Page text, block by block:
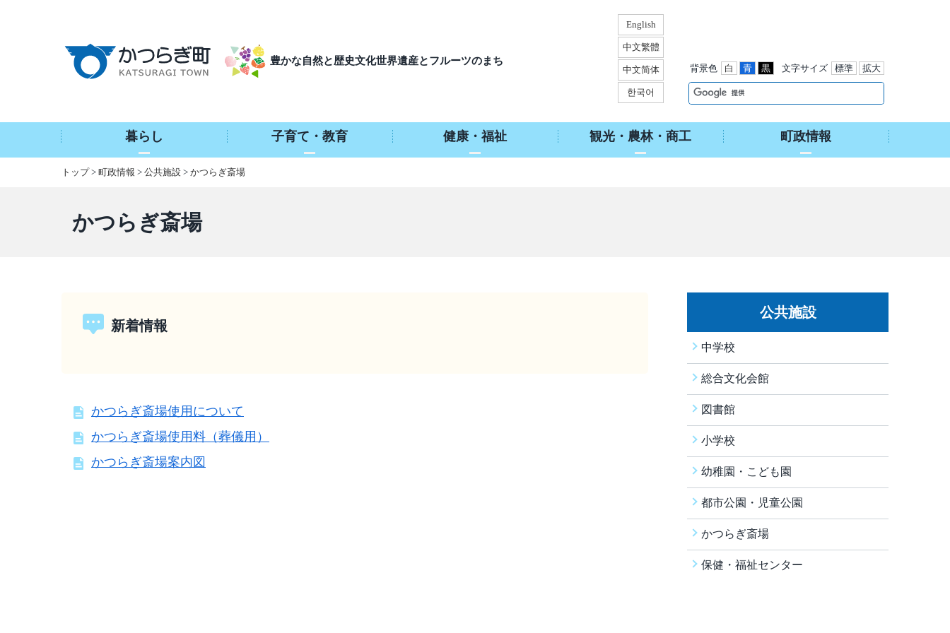
豊かな自然と歴史文化世界遺産とフルーツのまち
English
中文繁體
中文简体
한국어
背景色 白 青 黒 文字サイズ 標準 拡大
暮らし 子育て・教育 健康・福祉 観光・農林・商工 町政情報
トップ> 町政情報 > 公共施設 > かつらぎ斎場
かつらぎ斎場
新着情報
かつらぎ斎場使用について
かつらぎ斎場使用料（葬儀用）
かつらぎ斎場案内図
公共施設
中学校
総合文化会館
図書館
小学校
幼稚園・こども園
都市公園・児童公園
かつらぎ斎場
保健・福祉センター